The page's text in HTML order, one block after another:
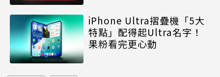
iPhone Ultra摺疊機「5大
特點」配得起Ultra名字！
果粉看完更心動